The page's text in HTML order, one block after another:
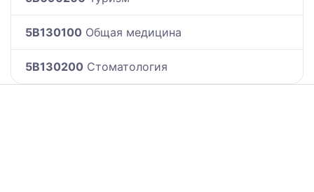
5B130100 Общая медицина
5B130200 Стоматология